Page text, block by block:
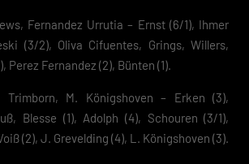
Fernandez Urrutia – Ernst (6/1), Ihmer
(3/2), Oliva Cifuentes, Grings, Willers,
Perez Fernandez (2), Bünten (1).
Trimborn, M. Königshoven – Erken (3),
Blesse (1), Adolph (4), Schouren (3/1),
(2), J. Grevelding (4), L. Königshoven (3).